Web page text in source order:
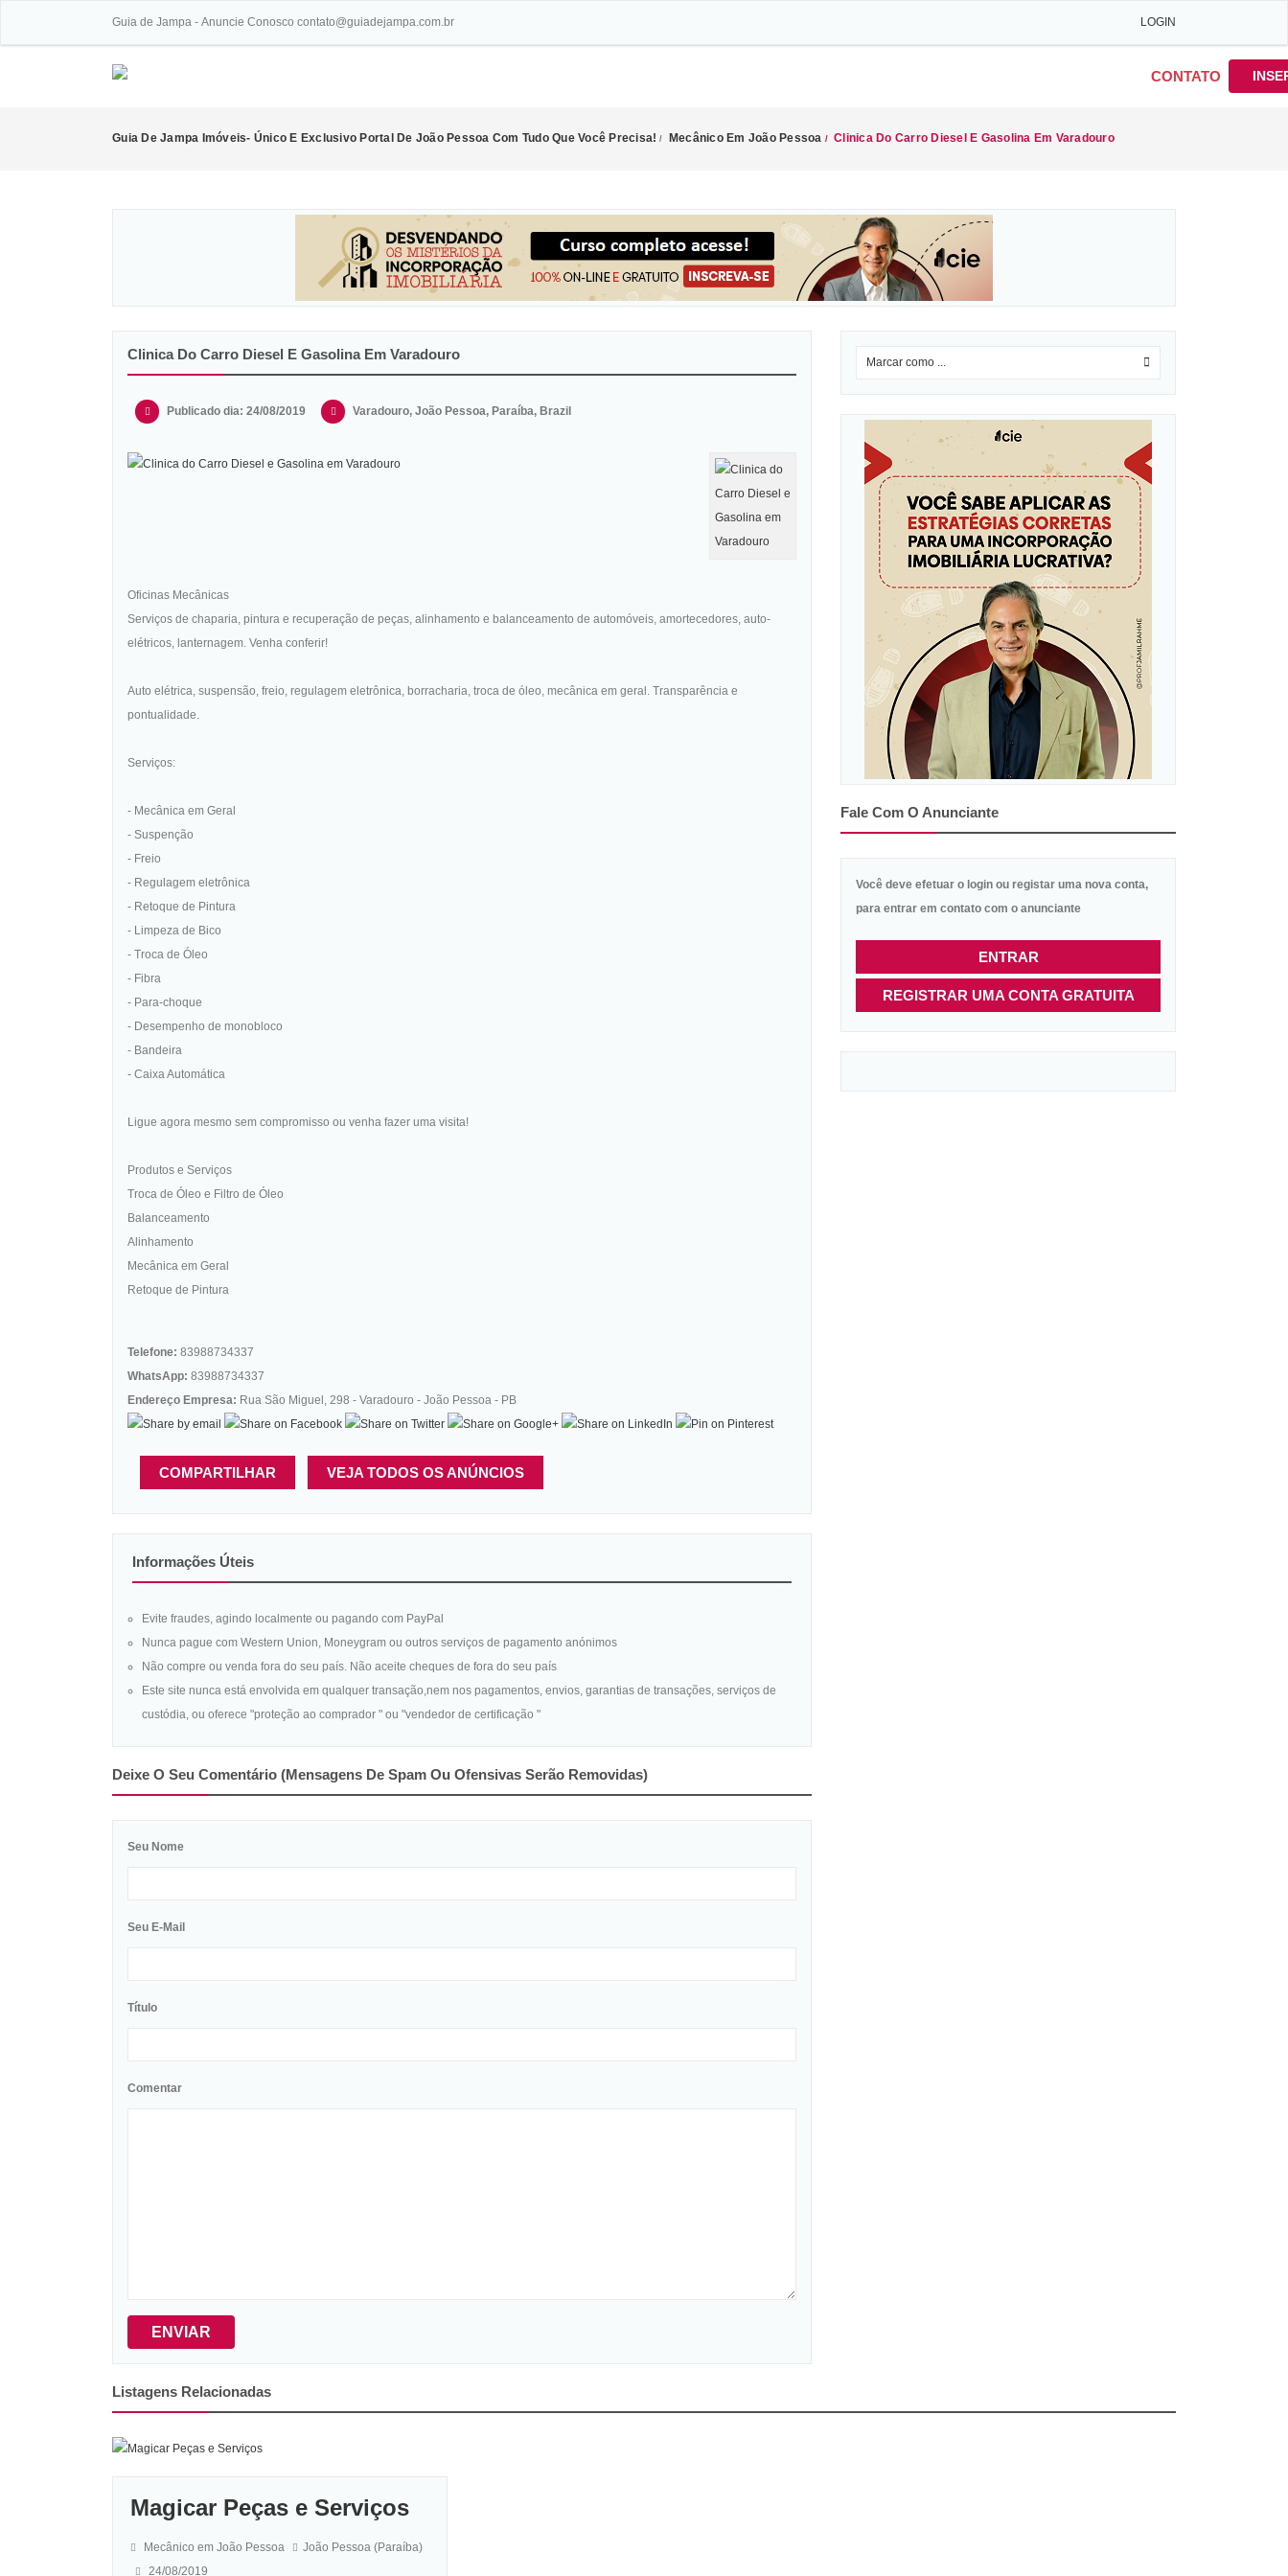
Guia de Jampa - Anuncie Conosco contato@guiadejampa.com.br LOGIN
CONTATO
Guia De Jampa Imóveis- Único E Exclusivo Portal De João Pessoa Com Tudo Que Você Precisa! / Mecânico Em João Pessoa / Clinica Do Carro Diesel E Gasolina Em Varadouro
Clinica Do Carro Diesel E Gasolina Em Varadouro
Publicado dia: 24/08/2019 Varadouro, João Pessoa, Paraíba, Brazil
Oficinas Mecânicas
Serviços de chaparia, pintura e recuperação de peças, alinhamento e balanceamento de automóveis, amortecedores, auto-
elétricos, lanternagem. Venha conferir!
Auto elétrica, suspensão, freio, regulagem eletrônica, borracharia, troca de óleo, mecânica em geral. Transparência e
pontualidade.
Serviços:
- Mecânica em Geral
- Suspenção
- Freio
- Regulagem eletrônica
- Retoque de Pintura
- Limpeza de Bico
- Troca de Óleo
- Fibra
- Para-choque
- Desempenho de monobloco
- Bandeira
- Caixa Automática
Ligue agora mesmo sem compromisso ou venha fazer uma visita!
Produtos e Serviços
Troca de Óleo e Filtro de Óleo
Balanceamento
Alinhamento
Mecânica em Geral
Retoque de Pintura
Telefone: 83988734337
WhatsApp: 83988734337
Endereço Empresa: Rua São Miguel, 298 - Varadouro - João Pessoa - PB
COMPARTILHAR VEJA TODOS OS ANÚNCIOS
Informações Úteis
Evite fraudes, agindo localmente ou pagando com PayPal
Nunca pague com Western Union, Moneygram ou outros serviços de pagamento anónimos
Não compre ou venda fora do seu país. Não aceite cheques de fora do seu país
Este site nunca está envolvida em qualquer transação,nem nos pagamentos, envios, garantias de transações, serviços de
custódia, ou oferece "proteção ao comprador " ou "vendedor de certificação "
Deixe O Seu Comentário (mensagens De Spam Ou Ofensivas Serão Removidas)
Seu Nome
Seu E-Mail
Título
Comentar
ENVIAR
Marcar como ...
Fale Com O Anunciante
Você deve efetuar o login ou registar uma nova conta,
para entrar em contato com o anunciante
ENTRAR
REGISTRAR UMA CONTA GRATUITA
Listagens Relacionadas
Magicar Peças e Serviços
Mecânico em João Pessoa
João Pessoa (Paraíba)
24/08/2019